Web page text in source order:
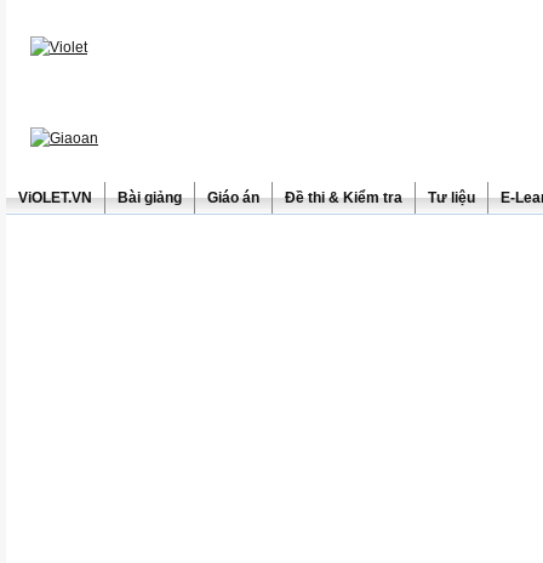
ViOLET.VN Bài giảng Giáo án Đề thi & Kiểm tra Tư liệu E-